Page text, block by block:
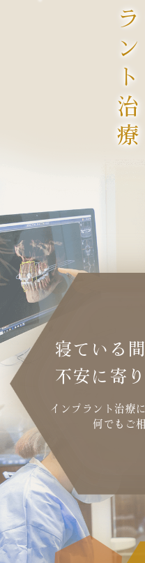
寝ている
不安に寄
インプラント治療
何でも ご